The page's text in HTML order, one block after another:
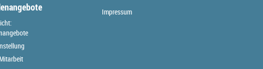
Impressum